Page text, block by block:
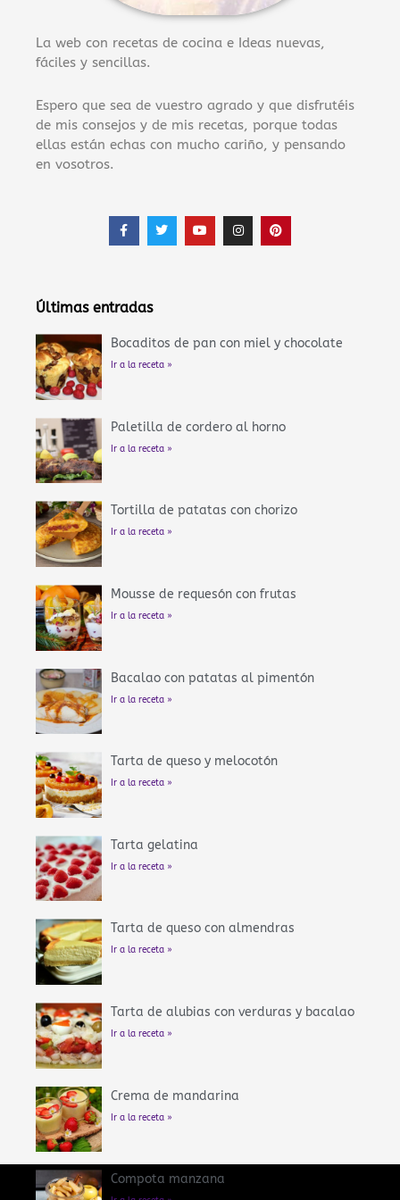
La web con recetas de cocina e Ideas nuevas,
fáciles y sencillas.
Espero que sea de vuestro agrado y que disfrutéis
de mis consejos y de mis recetas, porque todas
ellas están echas con mucho cariño, y pensando
en vosotros.
F
a
c
k
T
w
i
Y
o
u
I
n
s
P
i
n
Últimas entradas
Bocaditos de pan con miel y chocolate
Ir a la receta »
Paletilla de cordero al horno
Ir a la receta »
Tortilla de patatas con chorizo
Ir a la receta »
Mousse de requesón con frutas
Ir a la receta »
Bacalao con patatas al pimentón
Ir a la receta »
Tarta de queso y melocotón
Ir a la receta »
Tarta gelatina
Ir a la receta »
Tarta de queso con almendras
Ir a la receta »
Tarta de alubias con verduras y bacalao
Ir a la receta »
Crema de mandarina
Ir a la receta »
Compota manzana